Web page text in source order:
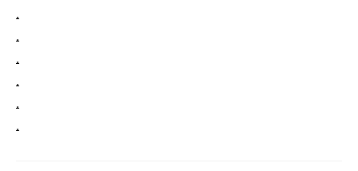
.
.
.
.
.
.